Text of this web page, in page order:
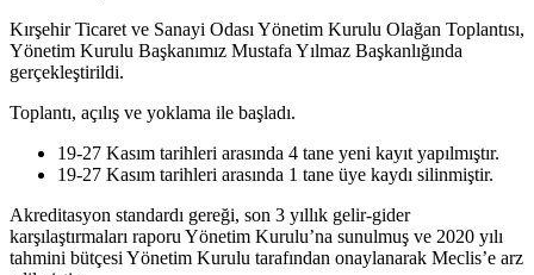
Kırşehir Ticaret ve Sanayi Odası Yönetim Kurulu Olağan Toplantısı,
Yönetim Kurulu Başkanımız Mustafa Yılmaz Başkanlığında
gerçekleştirildi.
Toplantı, açılış ve yoklama ile başladı.
19-27 Kasım tarihleri arasında 4 tane yeni kayıt yapılmıştır.
19-27 Kasım tarihleri arasında 1 tane üye kaydı silinmiştir.
Akreditasyon standardı gereği, son 3 yıllık gelir-gider
karşılaştırmaları raporu Yönetim Kurulu’na sunulmuş ve 2020 yılı
tahmini bütçesi Yönetim Kurulu tarafından onaylanarak Meclis’e arz